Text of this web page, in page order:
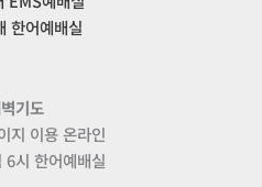
한어예배실
기도
지 이용 온라인
6시 한어예배실